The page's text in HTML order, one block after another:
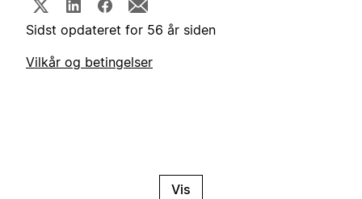
Sidst opdateret for 56 år siden
Vilkår og betingelser
Vis